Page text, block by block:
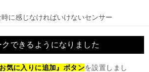
時に感じなければいけないセンサー
できるようになりました
お気に入りに追加』ボタンを設置しまし